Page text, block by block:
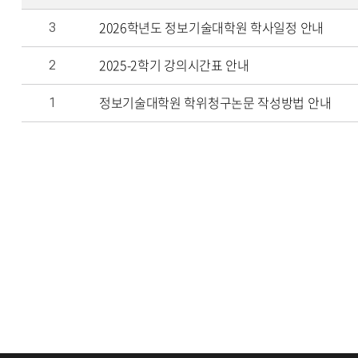
3 2026학년도 정보기술대학원 학사일정 안내
2 2025-2학기 강의시간표 안내
1 정보기술대학원 학위청구논문 작성방법 안내